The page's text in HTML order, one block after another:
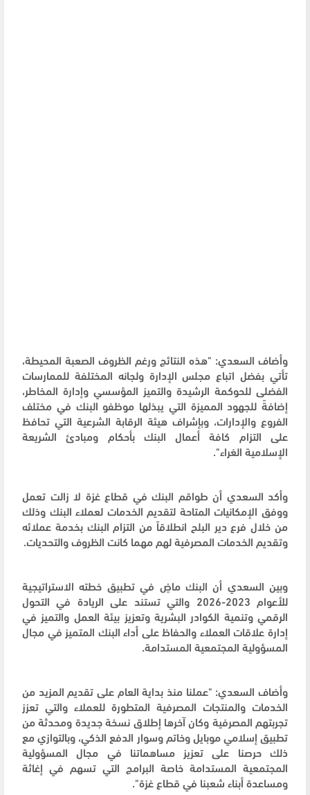
وأضاف السعدي: "هذه النتائج ورغم الظروف الصعبة المحيطة،
تأتي بفضل اتباع مجلس الإدارة ولجانه المختلفة للممارسات
الفضلى للحوكمة الرشيدة والتميز المؤسسي وإدارة المخاطر،
إضافةً للجهود المميزة التي يبذلها موظفو البنك في مختلف
الفروع والإدارات، وبإشراف هيئة الرقابة الشرعية التي تحافظ
على التزام كافة أعمال البنك بأحكام ومبادئ الشريعة
الإسلامية الغراء".
وأكد السعدي أن طواقم البنك في قطاع غزة لا زالت تعمل
ووفق الإمكانيات المتاحة لتقديم الخدمات لعملاء البنك وذلك
من خلال فرع دير البلح انطلاقاً من التزام البنك بخدمة عملائه
وتقديم الخدمات المصرفية لهم مهما كانت الظروف والتحديات.
وبين السعدي أن البنك ماضٍ في تطبيق خطته الاستراتيجية
للأعوام 2023-2026 والتي تستند على الريادة في التحول
الرقمي وتنمية الكوادر البشرية وتعزيز بيئة العمل والتميز في
إدارة علاقات العملاء والحفاظ على أداء البنك المتميز في مجال
المسؤولية المجتمعية المستدامة.
وأضاف السعدي: "عملنا منذ بداية العام على تقديم المزيد من
الخدمات والمنتجات المصرفية المتطورة للعملاء والتي تعزز
تجربتهم المصرفية وكان آخرها إطلاق نسخة جديدة ومحدثة من
تطبيق إسلامي موبايل وخاتم وسوار الدفع الذكي، وبالتوازي مع
ذلك حرصنا على تعزيز مساهماتنا في مجال المسؤولية
المجتمعية المستدامة خاصة البرامج التي تسهم في إغاثة
ومساعدة أبناء شعبنا في قطاع غزة".